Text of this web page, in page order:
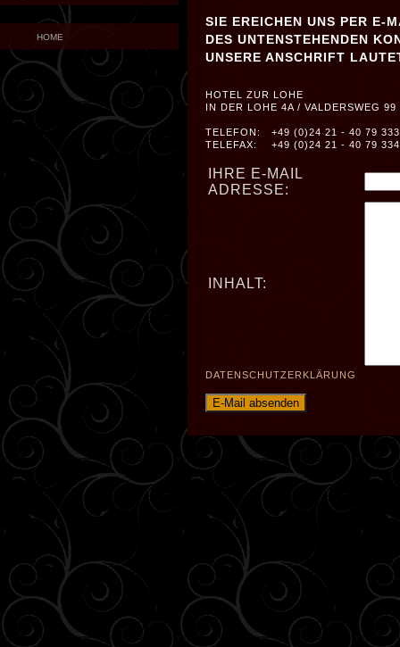
HOME
SIE EREICHEN UNS PER E-
DES UNTENSTEHENDEN
UNSERE ANSCHRIFT
HOTEL ZUR LOHE
IN DER LOHE 4A / VALDERSWEG
TELEFON: +49 (0)24 21 - 40 79 333
TELEFAX: +49 (0)24 21 - 40 79 334
IHRE E-MAIL
ADRESSE:
INHALT:
DATENSCHUTZERKLÄRUNG